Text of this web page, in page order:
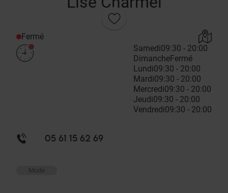
Fermé
Samedi09:30 - 20:00
DimancheFermé
Lundi09:30 - 20:00
Mardi09:30 - 20:00
Mercredi09:30 - 20:00
Jeudi09:30 - 20:00
Vendredi09:30 - 20:00
05 61 15 62 69
Mode